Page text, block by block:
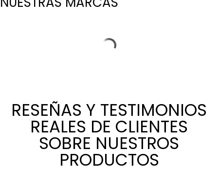
RESEÑAS Y TESTIMONIOS
REALES DE CLIENTES
SOBRE NUESTROS
PRODUCTOS